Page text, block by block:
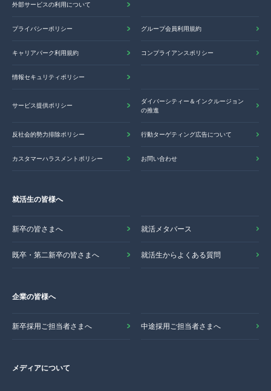
外部サービスの利用について
プライバシーポリシー グループ会員利用規約
キャリアパーク利用規約 コンプライアンスポリシー
情報セキュリティポリシー
サービス提供ポリシー
ダイバーシティー＆インクルージョン
の推進
反社会的勢力排除ポリシー 行動ターゲティング広告について
カスタマーハラスメントポリシー お問い合わせ
就活生の皆様へ
新卒の皆さまへ 就活メタバース
既卒・第二新卒の皆さまへ 就活生からよくある質問
企業の皆様へ
新卒採用ご担当者さまへ 中途採用ご担当者さまへ
メディアについて